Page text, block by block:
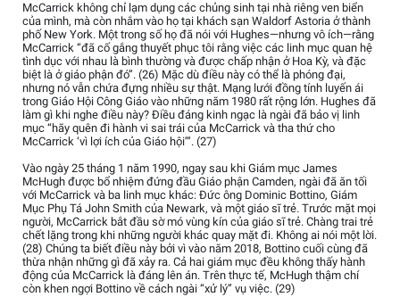
McCarrick không chỉ lạm dụng các chủng sinh tại nhà riêng ven biển
của mình, mà còn nhắm vào họ tại khách sạn Waldorf Astoria ở thành
phố New York. Một trong số họ đã nói với Hughes—nhưng vô ích—rằng
McCarrick “đã cố gắng thuyết phục tôi rằng việc các linh mục quan hệ
tình dục với nhau là bình thường và được chấp nhận ở Hoa Kỳ, và đặc
biệt là ở giáo phận đó”. (26) Mặc dù điều này có thể là phóng đại,
nhưng nó vẫn chứa đựng nhiều sự thật. Mạng lưới đồng tính luyến ái
trong Giáo Hội Công Giáo vào những năm 1980 rất rộng lớn. Hughes đã
làm gì khi nghe điều này? Điều đáng kinh ngạc là ngài đã bảo vị linh
mục “hãy quên đi hành vi sai trái của McCarrick và tha thứ cho
McCarrick ‘vì lợi ích của Giáo hội’”. (27)
Vào ngày 25 tháng 1 năm 1990, ngay sau khi Giám mục James
McHugh được bổ nhiệm đứng đầu Giáo phận Camden, ngài đã ăn tối
với McCarrick và ba linh mục khác: Đức ông Dominic Bottino, Giám
Mục Phụ Tá John Smith của Newark, và một giáo sĩ trẻ. Trước mặt mọi
người, McCarrick bắt đầu sờ mó vùng kín của giáo sĩ trẻ. Chàng trai trẻ
chết lặng trong khi những người khác quay mặt đi. Không ai nói một lời.
(28) Chúng ta biết điều này bởi vì vào năm 2018, Bottino cuối cùng đã
thừa nhận những gì đã xảy ra. Cả hai giám mục đều không thấy hành
động của McCarrick là đáng lên án. Trên thực tế, McHugh thậm chí
còn khen ngợi Bottino về cách ngài “xử lý” vụ việc. (29)